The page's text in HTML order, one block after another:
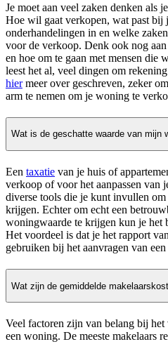
Je moet aan veel zaken denken als
Hoe wil gaat verkopen, wat past bij
onderhandelingen in en welke
voor de verkoop. Denk ook nog
en hoe om te gaan met mensen die
leest het al, veel dingen om
hiermeer over geschreven, zeker
arm te nemen om je woning te
Wat is de geschatte waarde van mijn
Een taxatie van je huis of
verkoop of voor het aanpassen van
diverse tools die je kunt invullen om
krijgen. Echter om echt een
woningwaarde te krijgen kun je het
Het voordeel is dat je het rapport
gebruiken bij het aanvragen van
Wat zijn de gemiddelde
Veel factoren zijn van belang bij
een woning. De meeste makelaars